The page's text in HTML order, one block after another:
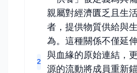
2
親屬對經濟匱乏且生
者，提供物質供給與
為。這種關係不僅延
與血緣的原始連結，
源的流動將成員重新